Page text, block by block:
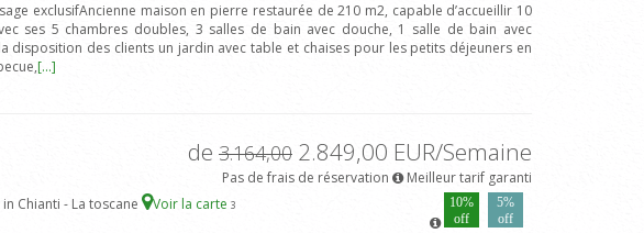
exclusifAncienne maison en pierre restaurée de 210 m2, capable d’accueillir 10
ses 5 chambres doubles, 3 salles de bain avec douche, 1 salle de bain avec
disposition des clients un jardin avec table et chaises pour les petits déjeuners en
[...]
de 3.164,00 2.849,00 EUR/Semaine
Pas de frais de réservation
Meilleur tarif garanti
in Chianti - La toscane Voir la carte 3
10%
off
5%
off